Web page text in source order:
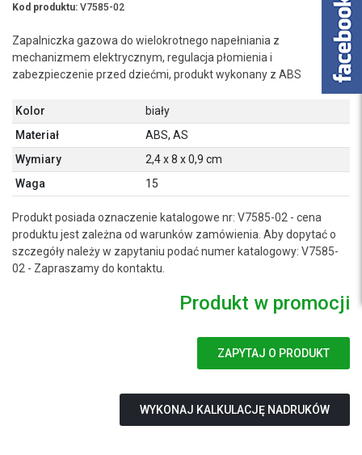
Kod produktu: V7585-02
Zapalniczka gazowa do wielokrotnego napełniania z
mechanizmem elektrycznym, regulacja płomienia i
zabezpieczenie przed dziećmi, produkt wykonany z ABS
Kolor
biały
Materiał
ABS, AS
Wymiary
2,4 x 8 x 0,9 cm
Waga
15
Produkt posiada oznaczenie katalogowe nr: V7585-02 - cena
produktu jest zależna od warunków zamówienia. Aby dopytać o
szczegóły należy w zapytaniu podać numer katalogowy: V7585-
02 - Zapraszamy do kontaktu.
Produkt w promocji
ZAPYTAJ O PRODUKT
WYKONAJ KALKULACJĘ NADRUKÓW